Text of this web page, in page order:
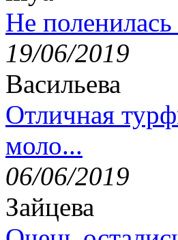
Не
19/06/2019
Васильева
Отличная
моло...
06/06/2019
Зайцева